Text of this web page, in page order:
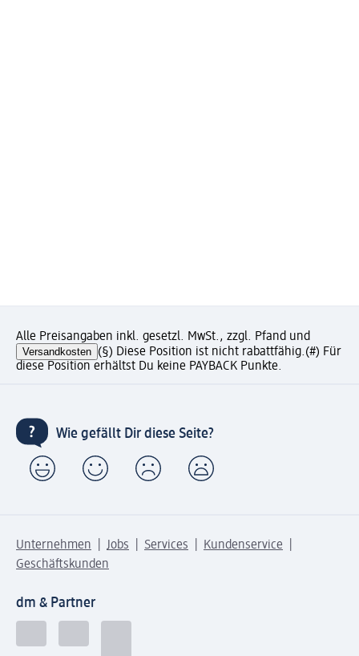
Alle Preisangaben inkl. gesetzl. MwSt., zzgl. Pfand und
Versandkosten (§) Diese Position ist nicht rabattfähig.(#) Für
diese Position erhältst Du keine PAYBACK Punkte.
Wie gefällt Dir diese Seite?
Unternehmen Jobs Services
Kundenservice
Geschäftskunden
dm & Partner